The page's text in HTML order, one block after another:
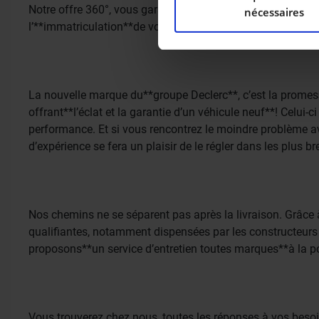
Les cookies nous
informations que vous leur
nécessaires
Notre offre 360°, vous garanti un service complet et
l’**immatriculation**de votre véhicule, click2move vous
La nouvelle marque du**groupe Declerc**, c’est la
offrant**l’éclat et la garantie d’un véhicule neuf**! Celui-
performance. Et si vous rencontrez le moindre problème
d’expérience se fera un plaisir de le régler dans les plus
Nos chemins ne se séparent pas après la livraison.
qualifiantes, notamment dispensées par les
proposons**un service d’entretien toutes marques**à la